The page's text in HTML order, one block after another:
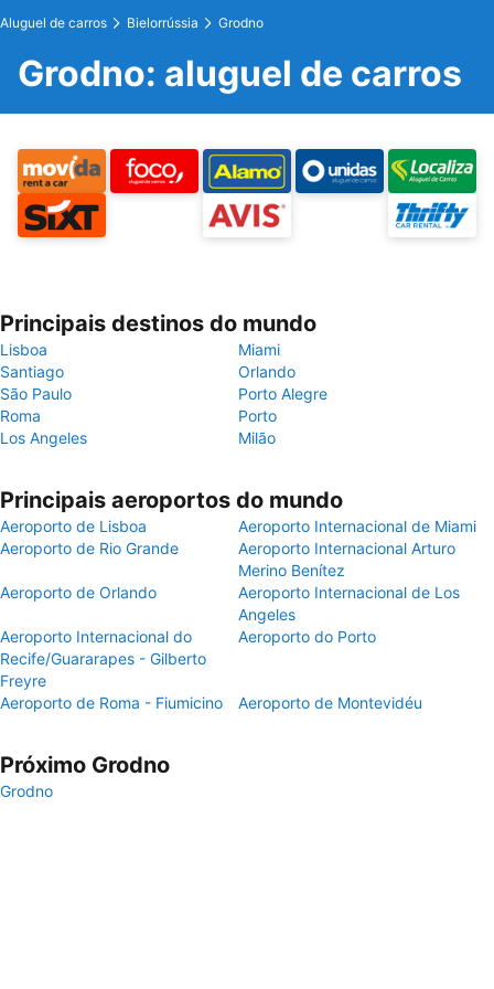
Aluguel de carros Bielorrússia Grodno
Grodno: aluguel de carros
Principais destinos do mundo
Lisboa
Miami
Santiago
Orlando
São Paulo
Porto Alegre
Roma
Porto
Los Angeles
Milão
Principais aeroportos do mundo
Aeroporto de Lisboa
Aeroporto Internacional de Miami
Aeroporto de Rio Grande
Aeroporto Internacional Arturo
Merino Benítez
Aeroporto de Orlando
Aeroporto Internacional de Los
Angeles
Aeroporto Internacional do
Recife/Guararapes - Gilberto
Freyre
Aeroporto do Porto
Aeroporto de Roma - Fiumicino Aeroporto de Montevidéu
Próximo Grodno
Grodno